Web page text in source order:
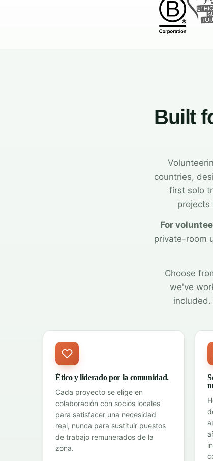
Built
countries,
first solo
projects
For
private-room
Choose
we've
Ético y liderado por la comunidad.
Cada proyecto se elige en
colaboración con socios locales
para satisfacer una necesidad
real, nunca para sustituir puestos
de trabajo remunerados de la
zona.